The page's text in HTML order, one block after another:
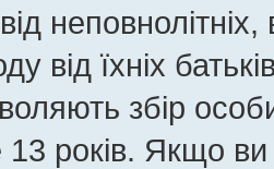
від їхніх
збір
років. Якщо